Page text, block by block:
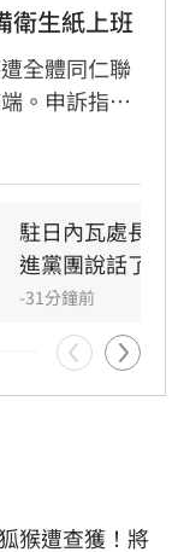
衛生紙上班
全體同仁聯
。申訴指
、浮濫報
權將公務員
公室連洗手
。
駐日內瓦處長
進黨團說話了
-31分鐘前
猴遭查獲！將